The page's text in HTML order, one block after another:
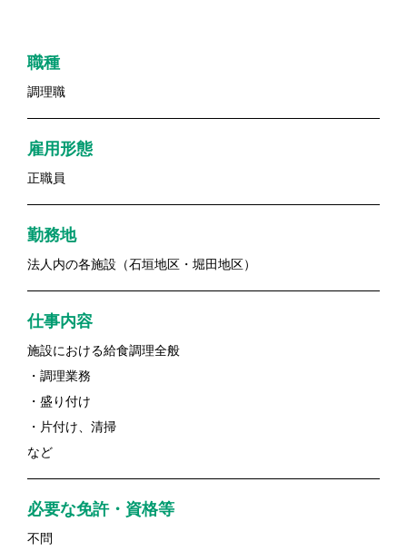
職種
調理職
雇用形態
正職員
勤務地
法人内の各施設（石垣地区・堀田地区）
仕事内容
施設における給食調理全般
・調理業務
・盛り付け
・片付け、清掃
など
必要な免許・資格等
不問